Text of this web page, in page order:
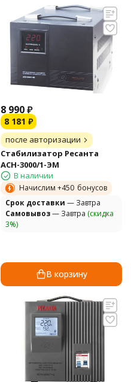
8 990₽
8 181 ₽
после авторизации
Стабилизатор Ресанта
АСН-3000/1-ЭМ
В наличии
Начислим +450 бонусов
Cрок доставки — Завтра
Самовывоз— Завтра (скидка
3%)
В корзину